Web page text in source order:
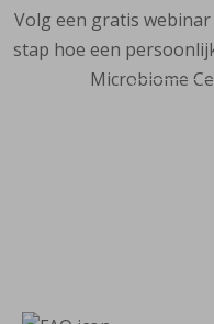
Volg een gratis
stap hoe een
Microbiome